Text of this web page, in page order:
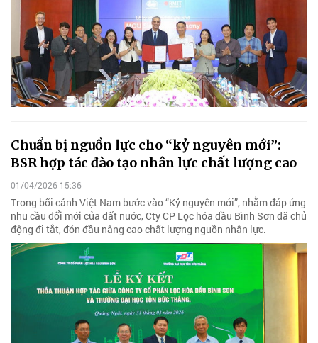
Chuẩn bị nguồn lực cho “kỷ nguyên mới”:
BSR hợp tác đào tạo nhân lực chất lượng cao
01/04/2026 15:36
Trong bối cảnh Việt Nam bước vào “Kỷ nguyên mới”, nhằm đáp ứng
nhu cầu đổi mới của đất nước, Cty CP Lọc hóa dầu Bình Sơn đã chủ
động đi tắt, đón đầu nâng cao chất lượng nguồn nhân lực.